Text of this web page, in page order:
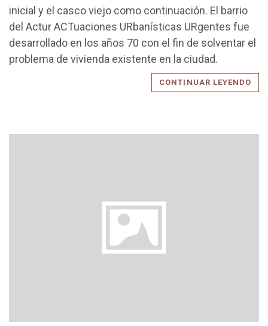
inicial y el casco viejo como continuación. El barrio
del Actur ACTuaciones URbanísticas URgentes fue
desarrollado en los años 70 con el fin de solventar el
problema de vivienda existente en la ciudad.
CONTINUAR LEYENDO